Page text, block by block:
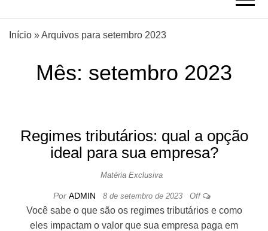
ASSESSORIA
EMPRESARIA
Início »Arquivos para setembro 2023
Mês: setembro 2023
Regimes tributários: qual a opção
ideal para sua empresa?
Matéria Exclusiva
Por ADMIN 8 de setembro de 2023 Off
Você sabe o que são os regimes tributários e como
eles impactam o valor que sua empresa paga em